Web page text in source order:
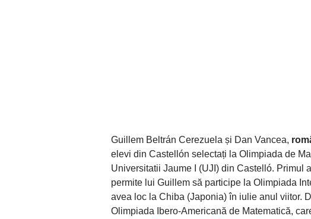
Guillem Beltrán Cerezuela și Dan Vancea,
elevi din Castellón selectați la Olimpiada de
Universitatii Jaume I (UJI) din Castelló. Primul
permite lui Guillem să participe la Olimpiada
avea loc la Chiba (Japonia) în iulie anul viitor.
Olimpiada Ibero-Americană de Matematică,